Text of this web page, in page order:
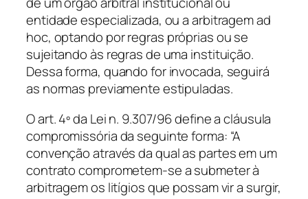
entidade especializada, ou a arbitragemad
hoc, optando por regras próprias ou se
sujeitando às regras de uma instituição.
Dessa forma, quando for invocada, seguirá
as normas previamente estipuladas.
O art. 4º da Lei n. 9.307/96 define a cláusula
compromissória da seguinte forma: “A
convenção através da qual as partes em um
contrato comprometem-se a submeter à
arbitragem os litígios que possam vir a surgir,